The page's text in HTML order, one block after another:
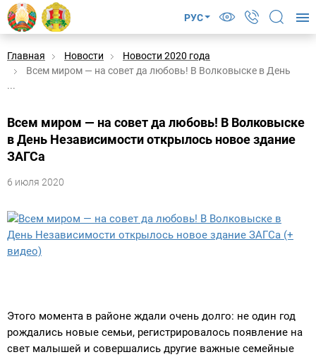
РУС
Главная Новости
Новости 2020 года
Всем миром — на совет да любовь! В Волковыске в День
...
Всем миром — на совет да любовь! В Волковыске
в День Независимости открылось новое здание
ЗАГСа
6 июля 2020
Этого момента в районе ждали очень долго: не один год
рождались новые семьи, регистрировалось появление на
свет малышей и совершались другие важные семейные